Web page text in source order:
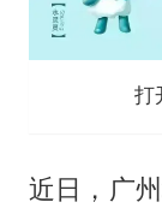
打
近日，广